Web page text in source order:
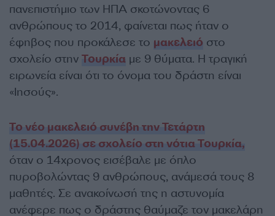
πανεπιστήμιο των ΗΠΑ σκοτώνοντας 6
ανθρώπους το 2014, φαίνεται πως ήταν ο
έφηβος που προκάλεσε το μακελειό στο
σχολείο στην Τουρκία με 9 θύματα. Η τραγική
ειρωνεία είναι ότι το όνομα του δράστη είναι
«Ιησούς».
Το νέο μακελειό συνέβη την Τετάρτη
(15.04.2026) σε σχολείο στη νότια Τουρκία,
όταν ο 14χρονος εισέβαλε με όπλο
πυροβολώντας 9 ανθρώπους, ανάμεσά τους 8
μαθητές. Σε ανακοίνωσή της η αστυνομία
ανέφερε πως ο δράστης θαύμαζε τον μακελάρη